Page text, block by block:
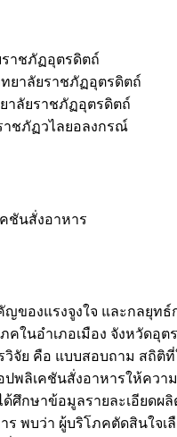
าชภัฏอุตรดิตถ์
ยาลัยราชภัฏอุตรดิตถ์
าลัยราชภัฏอุตรดิตถ์
าชภัฏวไลยอลงกรณ์
ชันสั่งอาหาร
องแรงจูงใจ และกลยุท
ในอำเภอเมือง จังหวัด
จัย คือ แบบสอบถาม สถิ
พลิเคชันสั่งอาหารให้คว
ศึกษาข้อมูลรายละเอียด
ร พบว่า ผู้บริโภคตัดสิน